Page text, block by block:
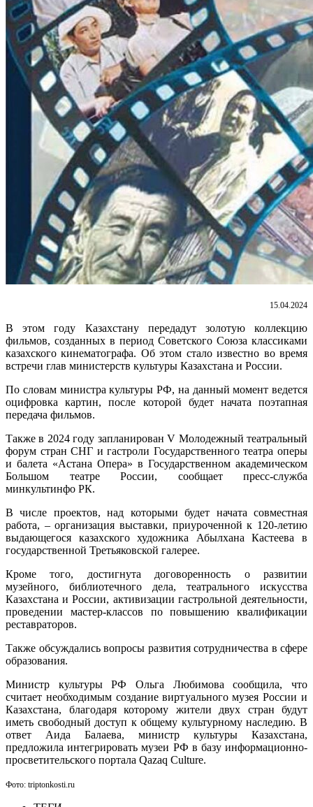
15.04.2024
В этом году Казахстану передадут золотую коллекцию
фильмов, созданных в период Советского Союза классиками
казахского кинематографа. Об этом стало известно во время
встречи глав министерств культуры Казахстана и России.
По словам министра культуры РФ, на данный момент ведется
оцифровка картин, после которой будет начата поэтапная
передача фильмов.
Также в 2024 году запланирован V Молодежный театральный
форум стран СНГ и гастроли Государственного театра оперы
и балета «Астана Опера» в Государственном академическом
Большом театре России, сообщает пресс-служба
минкультинфо РК.
В числе проектов, над которыми будет начата совместная
работа, – организация выставки, приуроченной к 120-летию
выдающегося казахского художника Абылхана Кастеева в
государственной Третьяковской галерее.
Кроме того, достигнута договоренность о развитии
музейного, библиотечного дела, театрального искусства
Казахстана и России, активизации гастрольной деятельности,
проведении мастер-классов по повышению квалификации
реставраторов.
Также обсуждались вопросы развития сотрудничества в сфере
образования.
Министр культуры РФ Ольга Любимова сообщила, что
считает необходимым создание виртуального музея России и
Казахстана, благодаря которому жители двух стран будут
иметь свободный доступ к общему культурному наследию. В
ответ Аида Балаева, министр культуры Казахстана,
предложила интегрировать музеи РФ в базу информационно-
просветительского портала Qazaq Culture.
Фото: triptonkosti.ru